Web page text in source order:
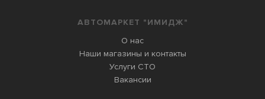
АВТОМАРКЕТ "ИМИДЖ"
О нас
Наши магазины и контакты
Услуги СТО
Вакансии